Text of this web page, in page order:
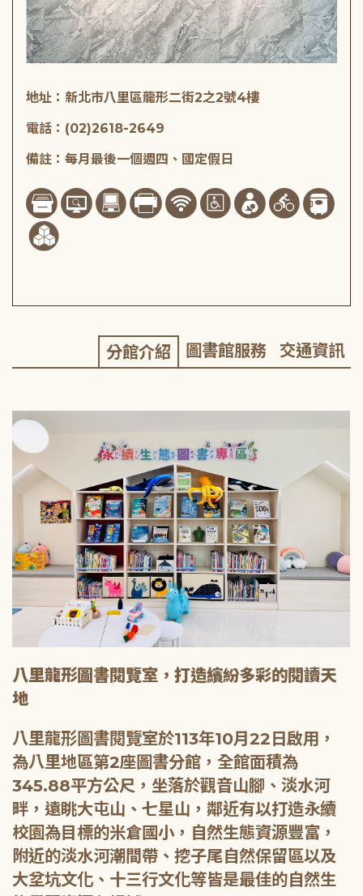
地址：新北市八里區龍形二街2之2號4樓
電話：(02)2618-2649
備註：每月最後一個週四、國定假日
分館介紹 圖書館服務 交通資訊
八里龍形圖書閱覽室，打造繽紛多彩的閱讀天
地
八里龍形圖書閱覽室於113年10月22日啟用，
為八里地區第2座圖書分館，全館面積為
345.88平方公尺，坐落於觀音山腳、淡水河
畔，遠眺大屯山、七星山，鄰近有以打造永續
校園為目標的米倉國小，自然生態資源豐富，
附近的淡水河潮間帶、挖子尾自然保留區以及
大坌坑文化、十三行文化等皆是最佳的自然生